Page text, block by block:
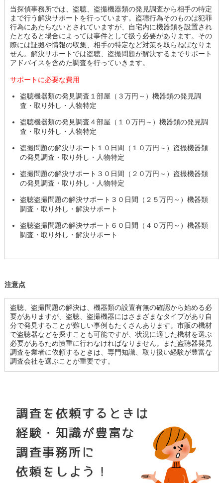
当探偵事務所では、盗聴、盗撮機器類の発見調査から相手の特定
まで行う解決サポートを行っています。盗聴行為そのものは犯罪
行為にあたらないとされていますが、自宅内に機器類を設置され
たとなると場合によっては事件として扱う必要があります。その
際には証拠や情報の収集、相手の特定など対策を取らねばなりま
せん。解決サポートでは盗聴、盗撮問題が解決するまでサポート
アドバイスを含めた調査を行っていきます。
サポートに必要な費用
盗聴機器類の発見調査１部屋（３万円～）機器類の発見調
査・取り外し・人物特定
盗聴機器類の発見調査４部屋（１０万円～）機器類の発見調
査・取り外し・人物特定
盗撮問題の解決サポート１０日間（１０万円～）盗撮機器類
の発見調査・取り外し・人物特定
盗撮問題の解決サポート３０日間（２０万円～）盗撮機器類
の発見調査・取り外し・人物特定
盗聴盗撮問題の解決サポート３０日間（２５万円～）機器類
調査・取り外し・解決サポート
盗聴盗撮問題の解決サポート６０日間（４０万円～）機器類
調査・取り外し・解決サポート
注意点
盗聴、盗撮問題の解決は、機器類の設置有無の確認から始める必
要がありますが、盗聴、盗撮機器にはさまざまなタイプがあり自
分で発見することが難しい事例もたくさんあります。市販の機材
で盗聴器などを探すことも可能ですが、状況に適した機材を選ぶ
必要があるため慎重に行わなければなりません。また盗聴器発見
調査を業者に依頼するときは、専門知識、取り扱い経験が豊富な
調査会社を選ぶことが重要です。